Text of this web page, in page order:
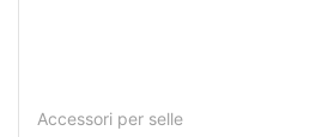
Accessori per selle